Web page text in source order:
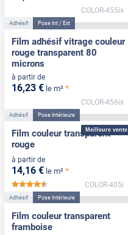
COLOR-455ix
Adhésif Pose Int / Ext
Film adhésif vitrage couleur
rouge transparent 80
microns
à partir de
16,23 € le m² *
COLOR-456ix
Meilleure vente
Adhésif Pose Intérieure
Film couleur transparent
rouge
à partir de
14,16 € le m² *
*****
COLOR-405i
Adhésif Pose Intérieure
Film couleur transparent
framboise